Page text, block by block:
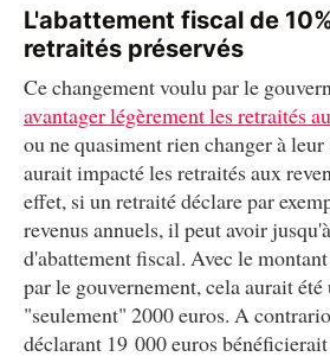
L'abattement fiscal de
retraités préservés
Ce changement voulu par le
avantager légèrement les retraités
ou ne quasiment rien changer à
aurait impacté les retraités aux
effet, si un retraité déclare par
revenus annuels, il peut avoir
d'abattement fiscal. Avec le
par le gouvernement, cela aurait
"seulement" 2000 euros. A
déclarant 19 000 euros